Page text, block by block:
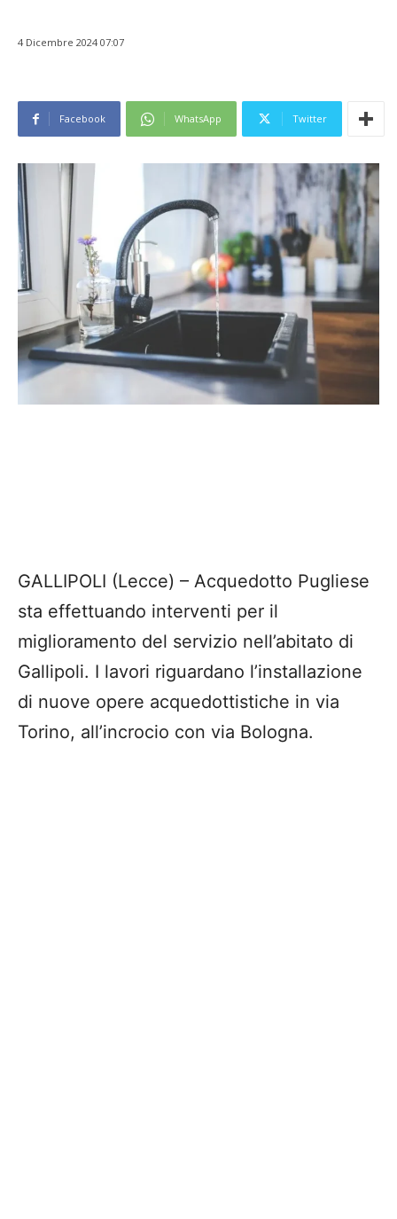
4 Dicembre 2024 07:07
Facebook WhatsApp Twitter
GALLIPOLI (Lecce) – Acquedotto Pugliese
sta effettuando interventi per il
miglioramento del servizio nell’abitato di
Gallipoli. I lavori riguardano l’installazione
di nuove opere acquedottistiche in via
Torino, all’incrocio con via Bologna.